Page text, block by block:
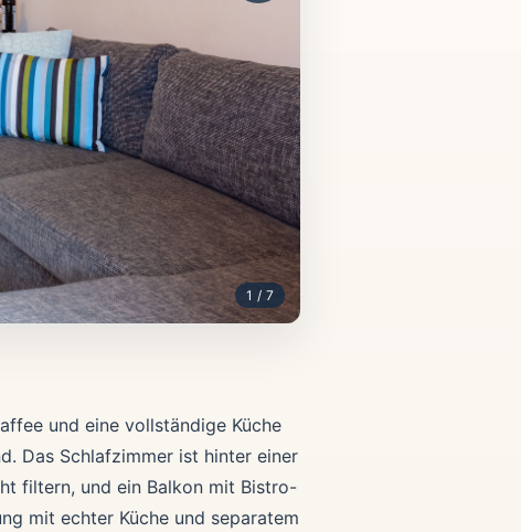
1 / 7
und eine vollständige Küche
Das Schlafzimmer ist hinter einer
filtern, und ein Balkon mit Bistro-
mit echter Küche und separatem